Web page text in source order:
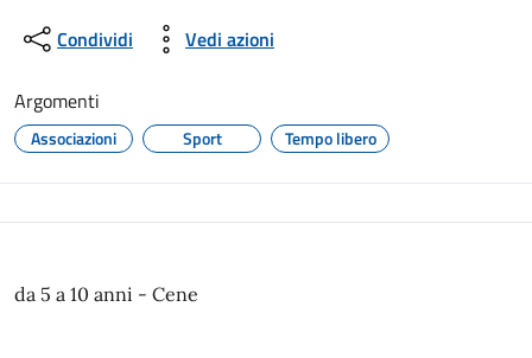
Condividi Vedi azioni
Argomenti
Associazioni Sport Tempo libero
da 5 a 10 anni - Cene